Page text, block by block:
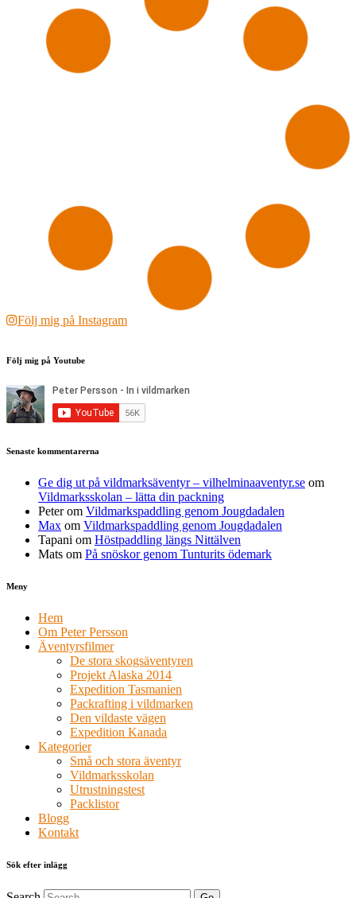
Följ mig på Instagram
Följ mig på Youtube
Senaste kommentarerna
Ge dig ut på vildmarksäventyr – vilhelminaaventyr.se om
Vildmarksskolan – lätta din packning
Peterom Vildmarkspaddling genom Jougdadalen
Max om Vildmarkspaddling genom Jougdadalen
Tapani om Höstpaddling längs Nittälven
Mats om På snöskor genom Tunturits ödemark
Meny
Hem
Om Peter Persson
Äventyrsfilmer
De stora skogsäventyren
Projekt Alaska 2014
Expedition Tasmanien
Packrafting i vildmarken
Den vildaste vägen
Expedition Kanada
Kategorier
Små och stora äventyr
Vildmarksskolan
Utrustningstest
Packlistor
Blogg
Kontakt
Sök efter inlägg